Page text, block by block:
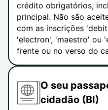
crédito obrigatórios,
principal. Não são
com as inscrições
'electron', 'maestro' ou
frente ou no verso do
O seu
cidadão (BI)